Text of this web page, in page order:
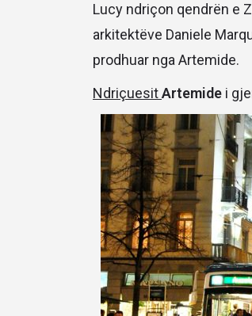
Lucy ndriçon qendrën e
arkitektëve Daniele
prodhuar nga Artemide.
NdriçuesitArtemide i